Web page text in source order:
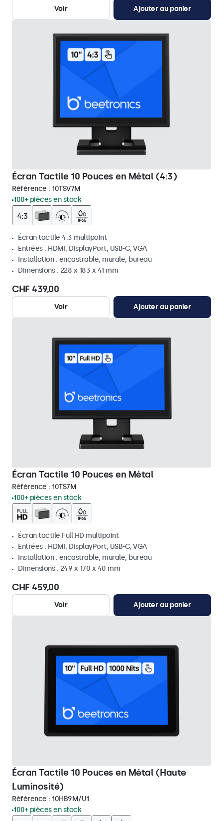
Voir Ajouter au panier
Écran Tactile 10 Pouces en Métal (4:3)
Référence : 10TSV7M
100+ pièces en stock
Écran tactile 4:3 multipoint
Entrées : HDMI, DisplayPort, USB-C, VGA
Installation : encastrable, murale, bureau
Dimensions : 228 x 183 x 41 mm
CHF 439,00
Voir Ajouter au panier
Écran Tactile 10 Pouces en Métal
Référence : 10TS7M
100+ pièces en stock
Écran tactile Full HD multipoint
Entrées : HDMI, DisplayPort, USB-C, VGA
Installation : encastrable, murale, bureau
Dimensions : 249 x 170 x 40 mm
CHF 459,00
Voir Ajouter au panier
Écran Tactile 10 Pouces en Métal (Haute
Luminosité)
Référence : 10HB9M/U1
100+ pièces en stock